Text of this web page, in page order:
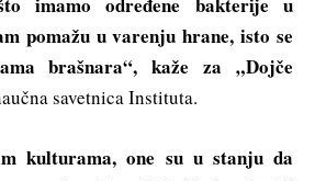
pomažu u varenju hrane, isto se
brašnara“, kaže za „Dojče
savetnica Instituta.
kulturama, one su u stanju da